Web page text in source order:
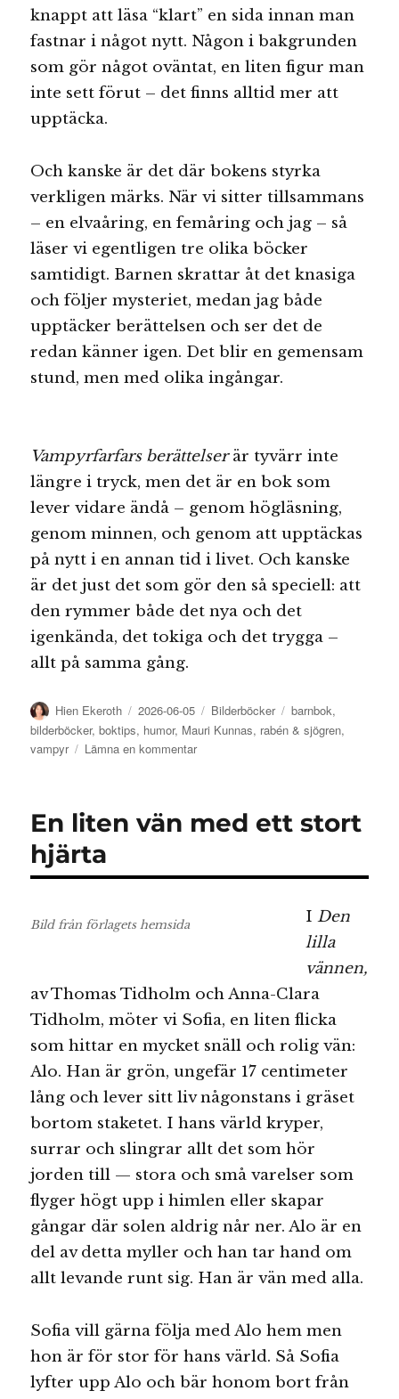
knappt att läsa “klart” en sida innan man
fastnar i något nytt. Någon i bakgrunden
som gör något oväntat, en liten figur man
inte sett förut – det finns alltid mer att
upptäcka.
Och kanske är det där bokens styrka
verkligen märks. När vi sitter tillsammans
– en elvaåring, en femåring och jag – så
läser vi egentligen tre olika böcker
samtidigt. Barnen skrattar åt det knasiga
och följer mysteriet, medan jag både
upptäcker berättelsen och ser det de
redan känner igen. Det blir en gemensam
stund, men med olika ingångar.
Vampyrfarfars berättelserär tyvärr inte
längre i tryck, men det är en bok som
lever vidare ändå – genom högläsning,
genom minnen, och genom att upptäckas
på nytt i en annan tid i livet. Och kanske
är det just det som gör den så speciell: att
den rymmer både det nya och det
igenkända, det tokiga och det trygga –
allt på samma gång.
Författare
Hien Ekeroth
Publicerat
den
2026-06-05 Kategorier
Bilderböcker Etiketter
barnbok,
bilderböcker,boktips, humor, Mauri Kunnas, rabén & sjögren,
vampyr
Lämna en kommentartill
En liten vän med ett stort
hjärta
Bild från förlagets hemsida IDen
lilla
vännen,
av Thomas Tidholm och Anna-Clara
Tidholm, möter vi Sofia, en liten flicka
som hittar en mycket snäll och rolig vän:
Alo. Han är grön, ungefär 17 centimeter
lång och lever sitt liv någonstans i gräset
bortom staketet. I hans värld kryper,
surrar och slingrar allt det som hör
jorden till — stora och små varelser som
flyger högt upp i himlen eller skapar
gångar där solen aldrig når ner. Alo är en
del av detta myller och han tar hand om
allt levande runt sig. Han är vän med alla.
Sofia vill gärna följa med Alo hem men
hon är för stor för hans värld. Så Sofia
lyfter upp Alo och bär honom bort från